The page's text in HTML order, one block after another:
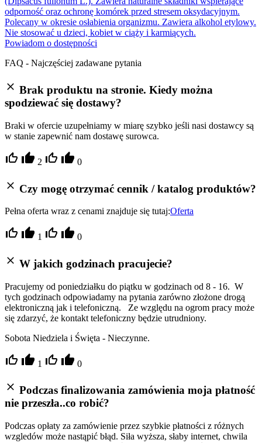
odporność oraz ochronę komórek przed stresem oksydacyjnym.
Polecany w okresie osłabienia organizmu. Zawiera alkohol etylowy.
Nie stosować u dzieci, kobiet w ciąży i karmiących.
Powiadom o dostępności
FAQ - Najczęściej zadawane pytania
Brak produktu na stronie. Kiedy można
spodziewać się dostawy?
Braki w ofercie uzupełniamy w miarę szybko jeśli nasi dostawcy są
w stanie zapewnić nam dostawę surowca.
2 0
Czy mogę otrzymać cennik / katalog produktów?
Pełna oferta wraz z cenami znajduje się tutaj:Oferta
1 0
W jakich godzinach pracujecie?
Pracujemy od poniedziałku do piątku w godzinach od 8 - 16. W
tych godzinach odpowiadamy na pytania zarówno złożone drogą
elektroniczną jak i telefoniczną. Ze względu na ogrom pracy może
się zdarzyć, że kontakt telefoniczny będzie utrudniony.
Sobota Niedziela i Święta - Nieczynne.
1 0
Podczas finalizowania zamówienia moja płatność
nie przeszła..co robić?
Podczas opłaty za zamówienie przez szybkie płatności z różnych
wzgledów może nastąpić błąd. Siła wyższa, słaby internet, chwila